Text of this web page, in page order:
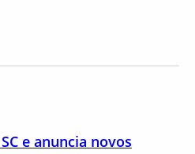
e anuncia novos